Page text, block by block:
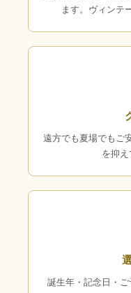
ます。ヴィンテ
遠方でも夏場でもご
を抑え
誕生年・記念日・